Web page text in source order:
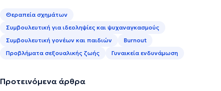
Θεραπεία σχημάτων
Συμβουλευτική για ιδεοληψίες και ψυχαναγκασμούς
Συμβουλευτική γονέων και παιδιών
Burnout
Προβλήματα σεξουαλικής ζωής
Γυναικεία ενδυνάμωση
Προτεινόμενα άρθρα